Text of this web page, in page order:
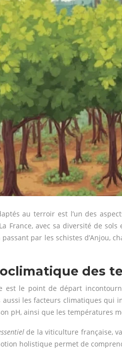
au terroir est l’un des
France, avec sa diversité de
par les schistes d’Anjou,
des
est le point de départ
aussi les facteurs climatiques qui
pH, ainsi que les températures
de la viticulture française,
holistique permet de